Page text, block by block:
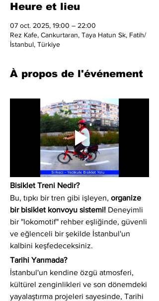
Heure et lieu
07 oct. 2025, 19:00 – 22:00
Rez Kafe, Cankurtaran, Taya Hatun Sk, Fatih/
İstanbul, Türkiye
À propos de l'événement
Bisiklet Treni Nedir?
Bu, tıpkı bir tren gibi işleyen, organize
bir bisiklet konvoyu sistemi! Deneyimli
bir "lokomotif" rehber eşliğinde, güvenli
ve eğlenceli bir şekilde İstanbul'un
kalbini keşfedeceksiniz.
Tarihi Yarımada?
İstanbul'un kendine özgü atmosferi,
kültürel zenginlikleri ve son dönemdeki
yayalaştırma projeleri sayesinde, Tarihi